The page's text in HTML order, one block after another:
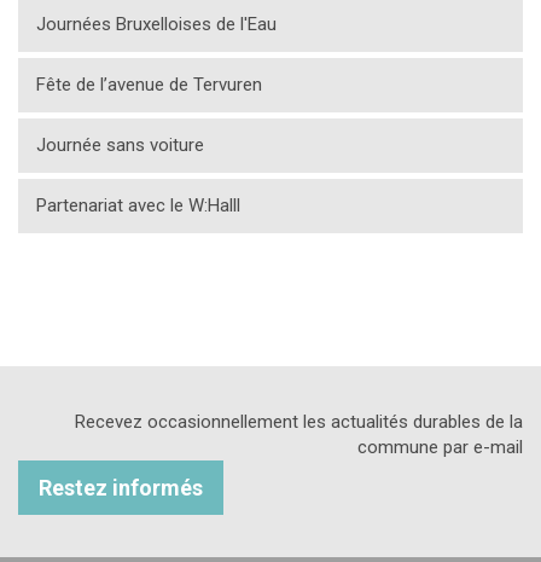
Journées Bruxelloises de l'Eau
Fête de l’avenue de Tervuren
Journée sans voiture
Partenariat avec le W:Halll
Recevez occasionnellement les actualités durables de la
commune par e-mail
Restez informés